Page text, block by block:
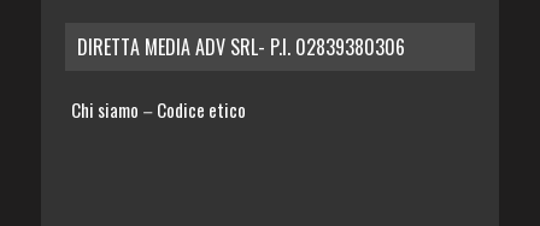
DIRETTA MEDIA ADV SRL- P.I. 02839380306
Chi siamo – Codice etico